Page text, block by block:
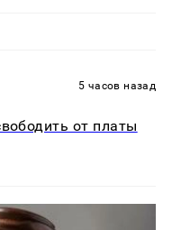
5 часов назад
от платы